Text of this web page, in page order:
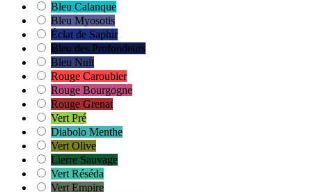
Bleu Calanque
Bleu Myosotis
Éclat de Saphir
Bleu des Profondeurs
Bleu Nuit
Rouge Caroubier
Rouge Bourgogne
Rouge Grenat
Vert Pré
Diabolo Menthe
Vert Olive
Lierre Sauvage
Vert Réséda
Vert Empire